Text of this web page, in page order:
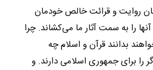
روایت و قرائت خالص خودمان
را به سمت آثار ما می‌کشاند. چرا
می‌خواهند بدانند قرآن و اسلام چه
برای جمهوری اسلامی دارند. و